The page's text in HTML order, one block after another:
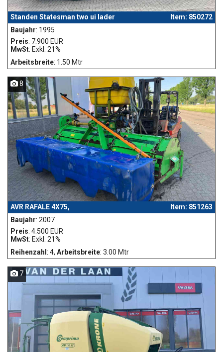
Standen Statesman two ui lader
Item: 850272
Baujahr: 1995
Preis: 7.900 EUR
MwSt: Exkl. 21%
Arbeitsbreite: 1.50 Mtr
8
AVR RAFALE 4X75,
Item: 851263
Baujahr: 2007
Preis: 4.500 EUR
MwSt: Exkl. 21%
Reihenzahl : 4, Arbeitsbreite: 3.00 Mtr
7